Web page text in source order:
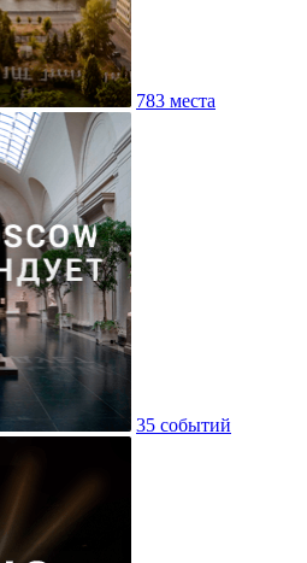
783 места
35 событий